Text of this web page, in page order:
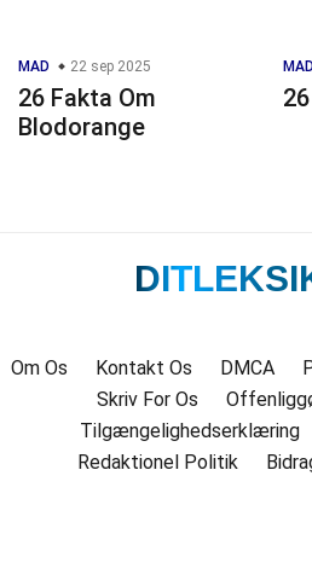
MAD 22 sep 2025
26 Fakta Om
Blodorange
Om Os Kontakt Os DMCA
Skriv For Os
Tilgængelighedserklæring
Redaktionel Politik